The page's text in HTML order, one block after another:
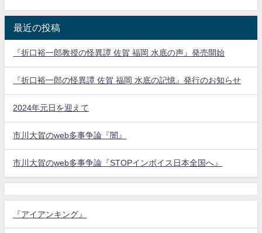
最近の投稿
『折口裕一郎教授の怪異譚 佐賀 福岡 水底の声』発売開始
『折口裕一郎の怪異譚 佐賀 福岡 水底の記憶』発行のお知らせ
2024年元日を迎えて
市川大賀のweb多事争論『闇』
市川大賀のweb多事争論『STOPインボイス日本全国へ』
『アイアンキング』